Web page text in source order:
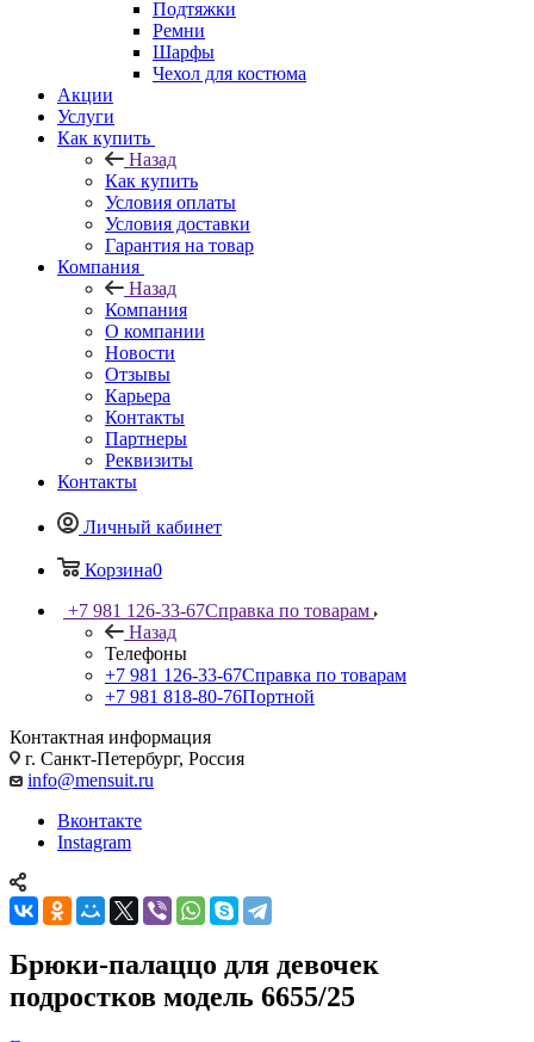
Подтяжки
Ремни
Шарфы
Чехол для костюма
Акции
Услуги
Как купить
Назад
Как купить
Условия оплаты
Условия доставки
Гарантия на товар
Компания
Назад
Компания
О компании
Новости
Отзывы
Карьера
Контакты
Партнеры
Реквизиты
Контакты
Личный кабинет
Корзина0
+7 981 126-33-67Справка по товарам
Назад
Телефоны
+7 981 126-33-67Справка по товарам
+7 981 818-80-76Портной
Контактная информация
г. Санкт-Петербург, Россия
info@mensuit.ru
Вконтакте
Instagram
Брюки-палаццо для девочек
подростков модель 6655/25